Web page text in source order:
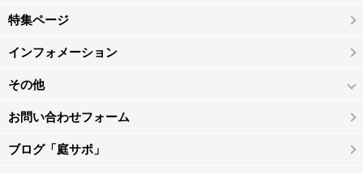
特集ページ
インフォメーション
その他
お問い合わせフォーム
ブログ「庭サポ」